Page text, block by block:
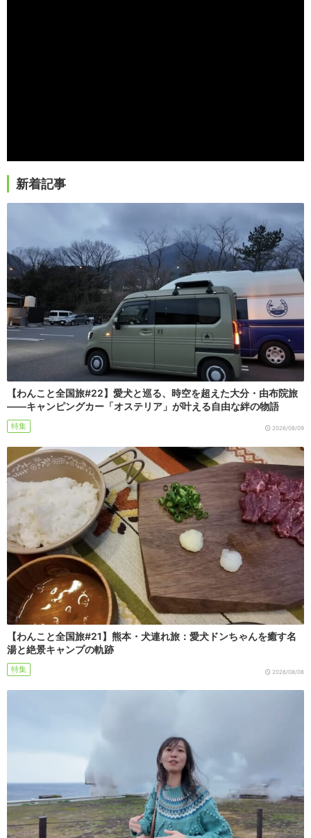
新着記事
【わんこと全国旅#22】愛犬と巡る、時空を超えた大分・由布院旅
――キャンピングカー「オステリア」が叶える自由な絆の物語
特集 2026/08/09
【わんこと全国旅#21】熊本・犬連れ旅：愛犬ドンちゃんを癒す名
湯と絶景キャンプの軌跡
特集 2026/08/08